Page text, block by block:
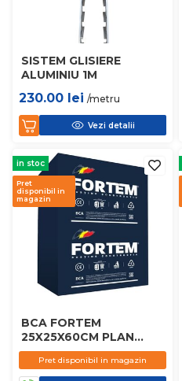
SISTEM GLISIERE
ALUMINIU 1M
230.00 lei /metru
Vezi detalii
in stoc
Pret
disponibil in
magazin
BCA FORTEM
25X25X60CM PLAN
D450
Pret disponibil in magazin